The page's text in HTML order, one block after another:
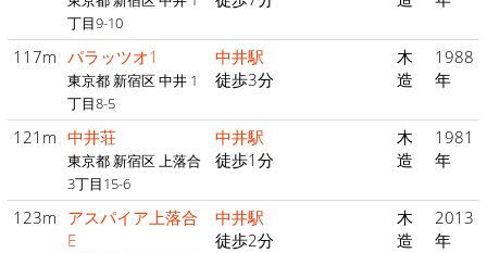
丁目9-10
117m パラッツオ1
東京都 新宿区 中井 1
丁目8-5
中井駅
徒歩3分
木
造
1988
年
121m 中井荘
東京都 新宿区 上落合
3丁目15-6
中井駅
徒歩1分
木
造
1981
年
123m アスパイア上落合
E
中井駅
徒歩2分
木
造
2013
年